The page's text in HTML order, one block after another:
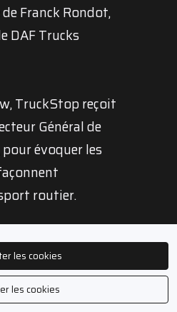
Franck Rondot,
DAF Trucks
TruckStop reçoit
Général de
pour évoquer les
routier.
il revient sur
France, les
les
les cookies
les cookies